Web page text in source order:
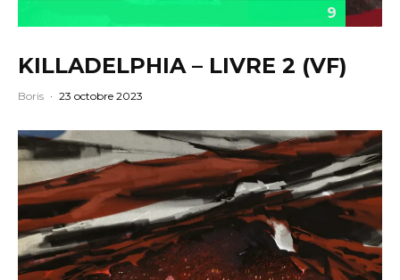
9
KILLADELPHIA – LIVRE 2 (VF)
Boris · 23 octobre 2023